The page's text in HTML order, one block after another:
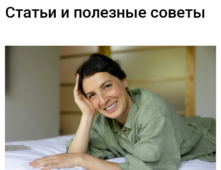
Статьи и полезные советы